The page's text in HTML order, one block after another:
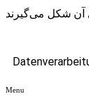
Menu